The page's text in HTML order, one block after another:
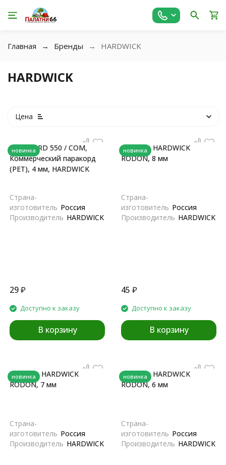
Главная Бренды HARDWICK
HARDWICK
Цена
новинка
PARACORD 550 / COM,
Коммерческий паракорд
(PET), 4 мм, HARDWICK
Страна-
изготовитель Россия
Производитель HARDWICK
29₽
Доступно к заказу
В корзину
новинка
Репшнур HARDWICK
RODON, 8 мм
Страна-
изготовитель Россия
Производитель HARDWICK
45 ₽
Доступно к заказу
В корзину
новинка
Репшнур HARDWICK
RODON, 7 мм
Страна-
изготовитель Россия
Производитель HARDWICK
новинка
Репшнур HARDWICK
RODON, 6 мм
Страна-
изготовитель Россия
Производитель HARDWICK